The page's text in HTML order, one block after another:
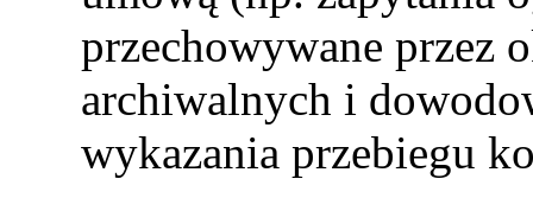
przechowywane przez
archiwalnych i
wykazania przebiegu